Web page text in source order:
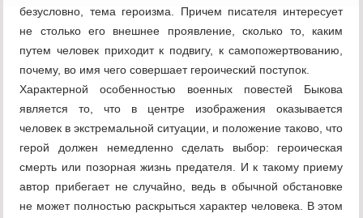
безусловно, тема героизма. Причем писателя интересует
не столько его внешнее проявление, сколько то, каким
путем человек приходит к подвигу, к самопожертвованию,
почему, во имя чего совершает героический поступок.
Характерной особенностью военных повестей Быкова
является то, что в центре изображения оказывается
человек в экстремальной ситуации, и положение таково, что
герой должен немедленно сделать выбор: героическая
смерть или позорная жизнь предателя. И к такому приему
автор прибегает не случайно, ведь в обычной обстановке
не может полностью раскрыться характер человека. В этом